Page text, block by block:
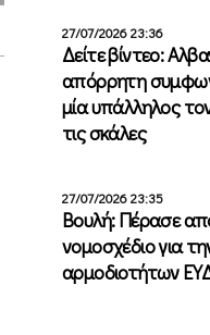
27/07/2026 23:36
Δείτε βίντεο:
απόρρητη
μία υπάλληλος
τις σκάλες
27/07/2026 23:35
Βουλή: Πέρασε
νομοσχέδιο για
αρμοδιοτήτων